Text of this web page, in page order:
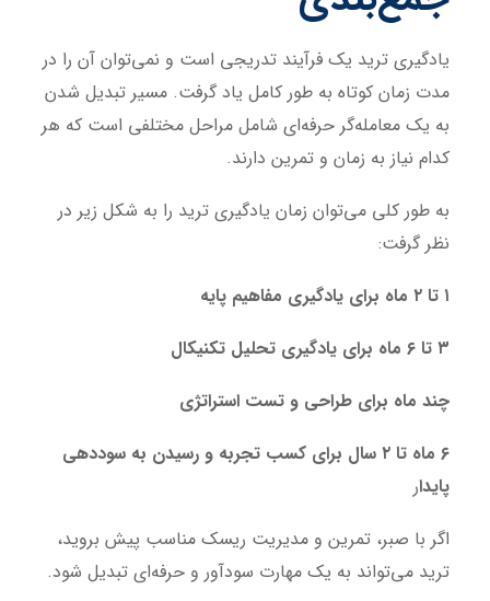
یادگیری ترید یک فرآیند تدریجی است و نمی‌توان آن را در
مدت زمان کوتاه به طور کامل یاد گرفت. مسیر تبدیل شدن
به یک معامله‌گر حرفه‌ای شامل مراحل مختلفی است که هر
کدام نیاز به زمان و تمرین دارند.
به طور کلی می‌توان زمان یادگیری ترید را به شکل زیر در
نظر گرفت:
۱ تا ۲ ماه برای یادگیری مفاهیم پایه
۳ تا ۶ ماه برای یادگیری تحلیل تکنیکال
چند ماه برای طراحی و تست استراتژی
۶ ماه تا ۲ سال برای کسب تجربه و رسیدن به سوددهی
پایدار
اگر با صبر، تمرین و مدیریت ریسک مناسب پیش بروید،
ترید می‌تواند به یک مهارت سودآور و حرفه‌ای تبدیل شود.